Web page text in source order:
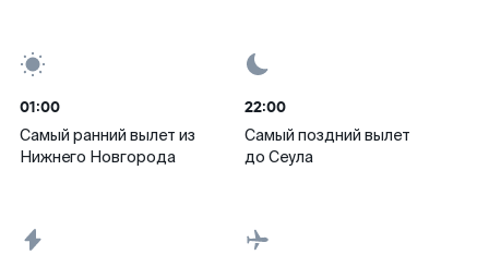
01:00
Самый ранний вылет из
Нижнего Новгорода
22:00
Самый поздний вылет
до Сеула